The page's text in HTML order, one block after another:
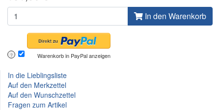
In den Warenkorb
? Warenkorb in PayPal anzeigen
In die Lieblingsliste
Auf den Merkzettel
Auf den Wunschzettel
Fragen zum Artikel